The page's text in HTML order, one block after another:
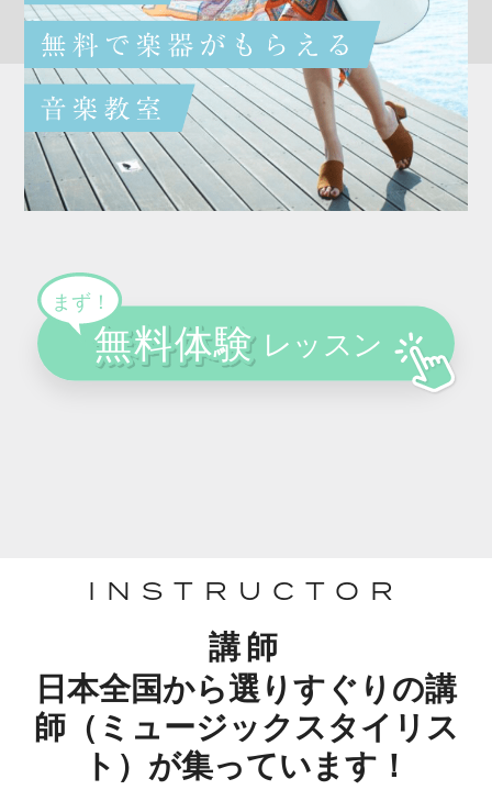
INSTRUCTOR
講師
日本全国から選りすぐりの講
師（ミュージックスタイリス
ト）が集っています！